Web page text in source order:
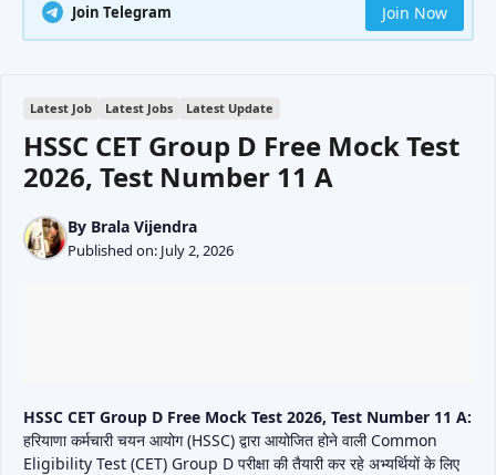
Join Telegram Join Now
Latest Job Latest Jobs Latest Update
HSSC CET Group D Free Mock Test
2026, Test Number 11 A
By Brala Vijendra
Published on: July 2, 2026
HSSC CET Group D Free Mock Test 2026, Test Number 11 A:
हरियाणा कर्मचारी चयन आयोग (HSSC) द्वारा आयोजित होने वाली Common
Eligibility Test (CET) Group D परीक्षा की तैयारी कर रहे अभ्यर्थियों के लिए